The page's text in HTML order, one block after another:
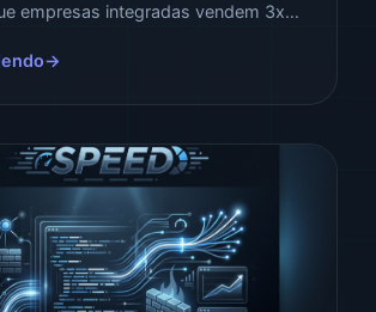
empresas integradas vendem 3x